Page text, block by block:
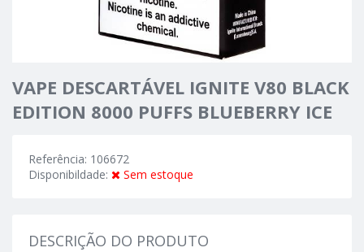
VAPE DESCARTÁVEL IGNITE V80 BLACK
EDITION 8000 PUFFS BLUEBERRY ICE
Referência: 106672
Disponibildade:
Sem estoque
DESCRIÇÃO DO PRODUTO